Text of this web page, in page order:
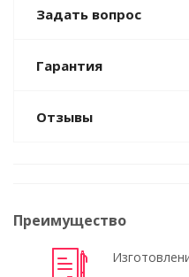
Задать вопрос
Гарантия
Отзывы
Преимущество